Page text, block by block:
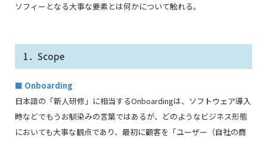
ソフィーとなる大事な要素とは何かについて触れる。
1．Scope
■ Onboarding
日本語の「新人研修」に相当するOnboardingは、ソフトウェア導入
時などでもうお馴染みの言葉ではあるが、どのようなビジネス形態
においても大事な観点であり、最初に顧客を「ユーザー（自社の商